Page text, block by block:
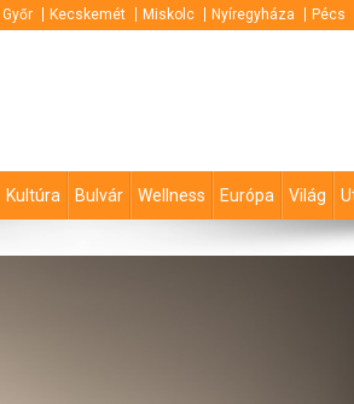
Győr Kecskemét Miskolc Nyíregyháza Pécs
Kultúra Bulvár Wellness Európa Világ